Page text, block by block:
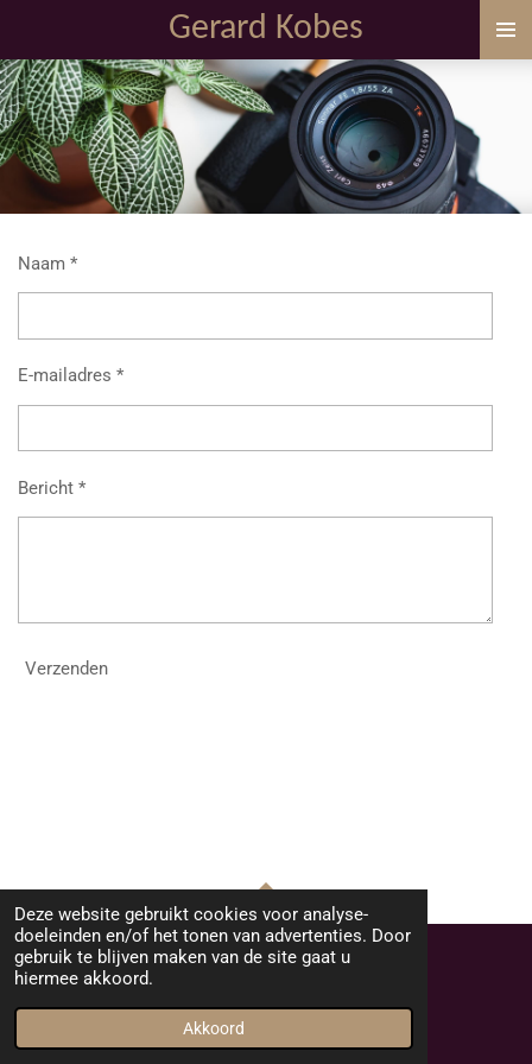
Deze website gebruikt cookies voor analyse-
doeleinden en/of het tonen van advertenties. Door
gebruik te blijven maken van de site gaat u
hiermee akkoord.
Akkoord
direct
naar
de
hoofdinhoud
Gerard Kobes
Naam *
E-mailadres *
Bericht *
Verzenden
TOP